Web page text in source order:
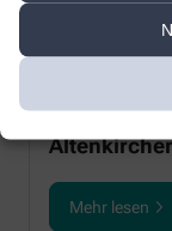
machen
Mehr lesen